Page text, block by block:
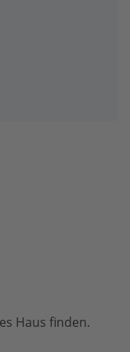
Haus finden.